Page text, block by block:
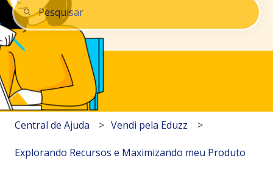
Não há sugestões porque o campo de pesquisa está
Central de Ajuda Vendi pela Eduzz
Explorando Recursos e Maximizando meu Produto